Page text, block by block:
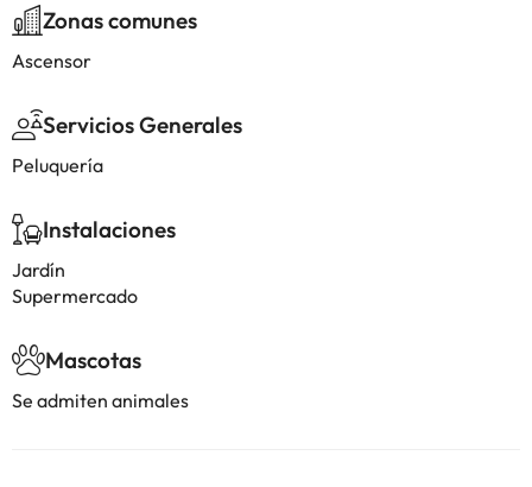
Zonas comunes
Ascensor
Servicios Generales
Peluquería
Instalaciones
Jardín
Supermercado
Mascotas
Se admiten animales